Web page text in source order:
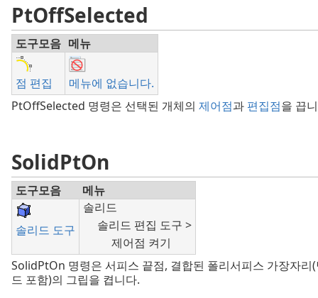
PtOffSelected
도구모음 메뉴
점 편집
메뉴에 없습니다.
PtOffSelected 명령은 선택된 개체의 제어점과 편집점을 끕
SolidPtOn
도구모음 메뉴
솔리드 도구
솔리드
솔리드 편집 도구 >
제어점 켜기
SolidPtOn 명령은 서피스 끝점, 결합된 폴리서피스 가장자리
드 포함)의 그립을 켭니다.